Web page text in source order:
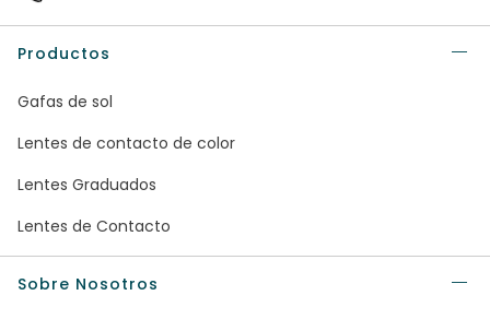
Productos
Gafas de sol
Lentes de contacto de color
Lentes Graduados
Lentes de Contacto
Sobre Nosotros